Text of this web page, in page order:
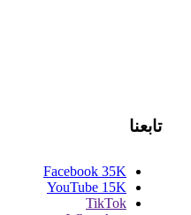
تابعنا
Facebook 35K
YouTube 15K
TikTok